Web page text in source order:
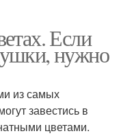
Если
нужно
из самых
завестись в
цветами.